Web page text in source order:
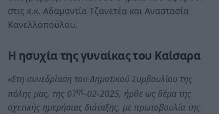
στις κ.κ. Αδαμαντία Τζανετέα και Αναστασία
Κανελλοπούλου.
Η ησυχία της γυναίκας του Καίσαρα
«Στη συνεδρίαση του Δημοτικού Συμβουλίου της
πόλης μας, της 07ης-02-2025, ήρθε ως θέμα της
σχετικής ημερήσιας διάταξης, με πρωτοβουλία της